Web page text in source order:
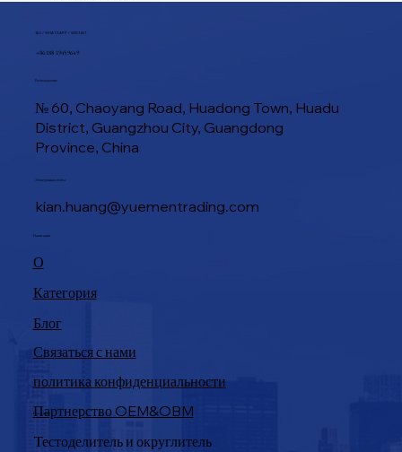
ТЕЛ / WHATSAPP / WECHAT
+86 188 1945 9649
Расположение
№ 60, Chaoyang Road, Huadong Town, Huadu
District, Guangzhou City, Guangdong
Province, China
kian.huang@yuementrading.com
Электронная почта
Навигация
О
Категория
Блог
политика конфиденциальности
Связаться с нами
Тестоделитель и округлитель
Продукция
Партнерство OEM&OBM